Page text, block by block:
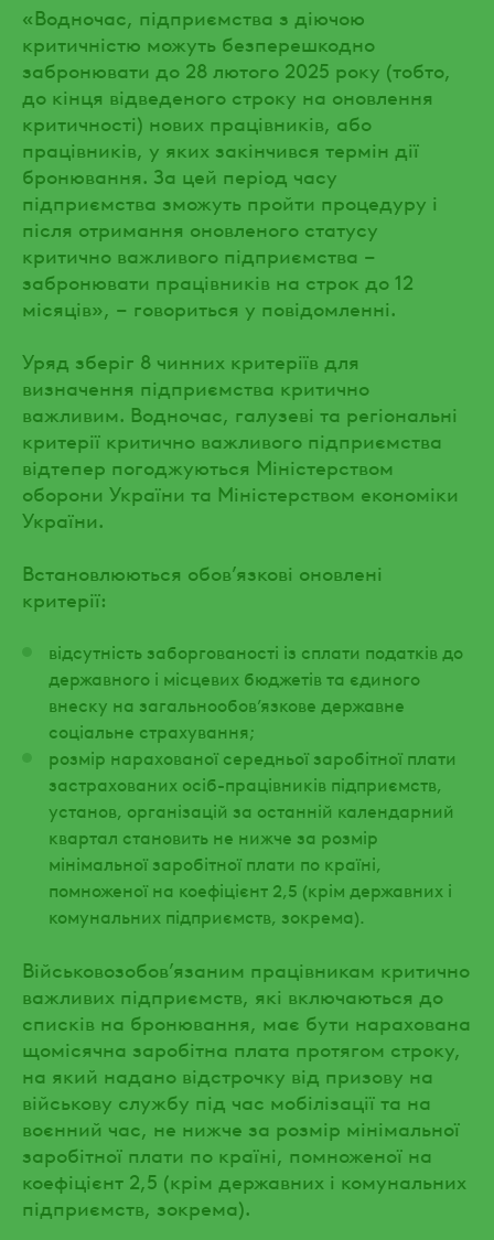
«Водночас, підприємства з діючою
критичністю можуть безперешкодно
забронювати до 28 лютого 2025 року (тобто,
до кінця відведеного строку на оновлення
критичності) нових працівників, або
працівників, у яких закінчився термін дії
бронювання. За цей період часу
підприємства зможуть пройти процедуру і
після отримання оновленого статусу
критично важливого підприємства –
забронювати працівників на строк до 12
місяців», – говориться у повідомленні.
Уряд зберіг 8 чинних критеріїв для
визначення підприємства критично
важливим. Водночас, галузеві та регіональні
критерії критично важливого підприємства
відтепер погоджуються Міністерством
оборони України та Міністерством економіки
України.
Встановлюються обов’язкові оновлені
критерії:
відсутність заборгованості із сплати податків до
державного і місцевих бюджетів та єдиного
внеску на загальнообов’язкове державне
соціальне страхування;
розмір нарахованої середньої заробітної плати
застрахованих осіб-працівників підприємств,
установ, організацій за останній календарний
квартал становить не нижче за розмір
мінімальної заробітної плати по країні,
помноженої на коефіцієнт 2,5 (крім державних і
комунальних підприємств, зокрема).
Військовозобов’язаним працівникам критично
важливих підприємств, які включаються до
списків на бронювання, має бути нарахована
щомісячна заробітна плата протягом строку,
на який надано відстрочку від призову на
військову службу під час мобілізації та на
воєнний час, не нижче за розмір мінімальної
заробітної плати по країні, помноженої на
коефіцієнт 2,5 (крім державних і комунальних
підприємств, зокрема).